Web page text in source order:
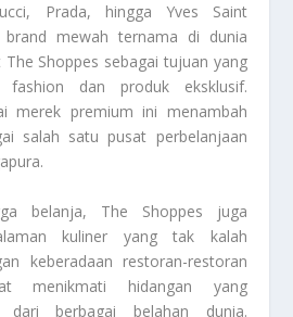
Prada, hingga Yves Saint
brand mewah ternama di dunia
Shoppes sebagai tujuan yang
dan produk eksklusif.
merek premium ini menambah
salah satu pusat perbelanjaan
belanja, The Shoppes juga
kuliner yang tak kalah
keberadaan restoran-restoran
menikmati hidangan yang
dari berbagai belahan dunia.